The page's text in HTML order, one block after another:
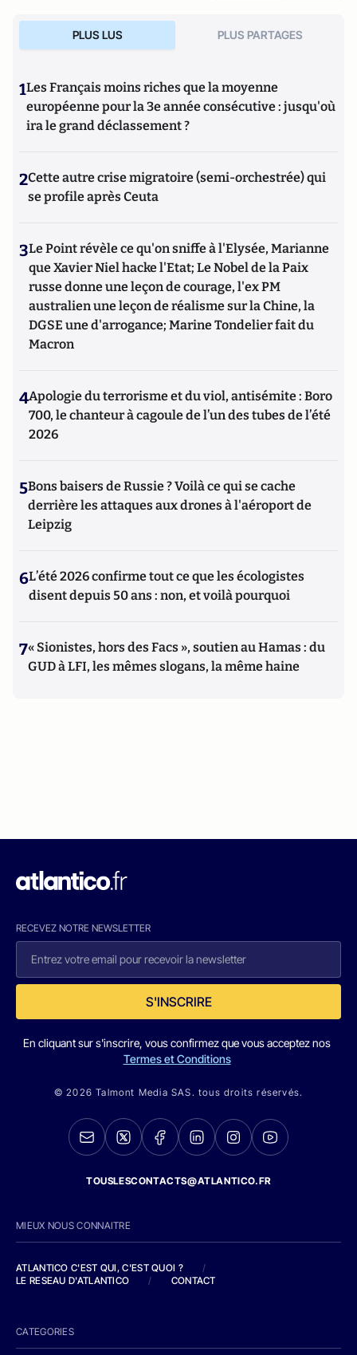
PLUS LUS PLUS PARTAGES
1Les Français moins riches que la moyenne
européenne pour la 3e année consécutive : jusqu'où
ira le grand déclassement ?
2Cette autre crise migratoire (semi-orchestrée) qui
se profile après Ceuta
3Le Point révèle ce qu'on sniffe à l'Elysée, Marianne
que Xavier Niel hacke l'Etat; Le Nobel de la Paix
russe donne une leçon de courage, l'ex PM
australien une leçon de réalisme sur la Chine, la
DGSE une d'arrogance; Marine Tondelier fait du
Macron
4Apologie du terrorisme et du viol, antisémite : Boro
700, le chanteur à cagoule de l’un des tubes de l’été
2026
5Bons baisers de Russie ? Voilà ce qui se cache
derrière les attaques aux drones à l'aéroport de
Leipzig
6L’été 2026 confirme tout ce que les écologistes
disent depuis 50 ans : non, et voilà pourquoi
7« Sionistes, hors des Facs », soutien au Hamas : du
GUD à LFI, les mêmes slogans, la même haine
RECEVEZ NOTRE NEWSLETTER
S'INSCRIRE
En cliquant sur s'inscrire, vous confirmez que vous acceptez nos
Termes et Conditions
© 2026 Talmont Media SAS. tous droits réservés.
TOUSLESCONTACTS@ATLANTICO.FR
MIEUX NOUS CONNAITRE
ATLANTICO C'EST QUI, C'EST QUOI ?
/
LE RESEAU D'ATLANTICO
/ CONTACT
CATEGORIES